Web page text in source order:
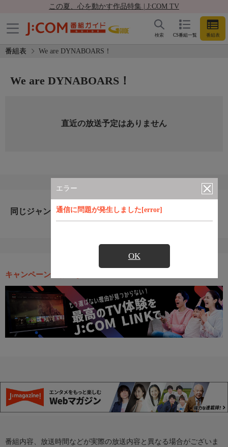
この夏、心を動かす作品特集 | J:COM TV
CS番組一覧 番組表
検索
番組表 We are DYNABOARS！
エラー
通信に問題が発生しました[error]
OK
We are DYNABOARS！
直近の放送予定はありません
同じジャンルのおすすめ番組
キャンペーン・お得な情報
番組内容、放送時間などが実際の放送内容と異なる場合がございま